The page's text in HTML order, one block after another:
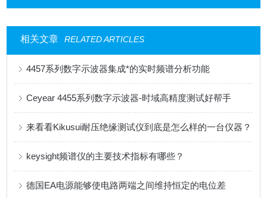
相关文章 RELATED ARTICLES
4457系列数字示波器集成*的实时频谱分析功能
Ceyear 4455系列数字示波器-时域高精度测试好帮手
来看看Kikusui耐压绝缘测试仪到底是怎么样的一台仪器？
keysight频谱仪的主要技术指标有哪些？
德国EA电源能够使电路两端之间维持恒定的电位差